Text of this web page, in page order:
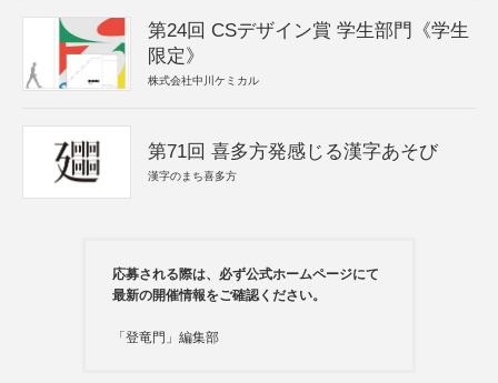
第24回 CSデザイン賞 学生部門《学生
限定》
株式会社中川ケミカル
第71回 喜多方発感じる漢字あそび
漢字のまち喜多方
応募される際は、必ず公式ホームページにて
最新の開催情報をご確認ください。
「登竜門」編集部